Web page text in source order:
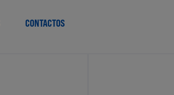
CONTACTOS